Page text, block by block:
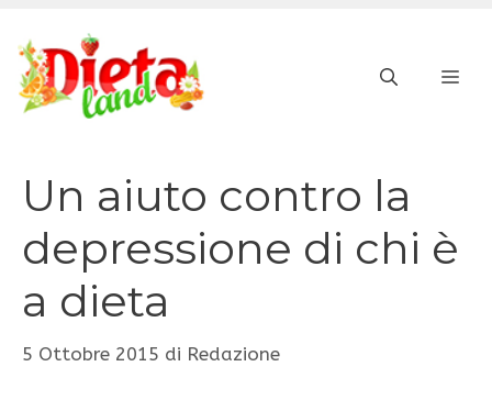
contenuto
Un aiuto contro la
depressione di chi è
a dieta
5 Ottobre 2015 di Redazione